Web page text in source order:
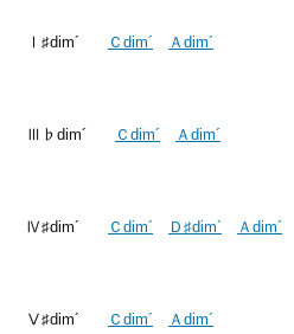
Ⅰ♯dim´ Ｃdim´ Ａdim´
Ⅲ♭dim´ Ｃdim´ Ａdim´
Ⅳ♯dim´ Ｃdim´ Ｄ♯dim´ Ａdim´
Ⅴ♯dim´ Ｃdim´ Ａdim´